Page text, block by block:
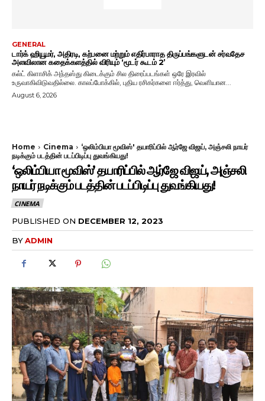
GENERAL
டார்க் ஹியூமர், அதிரடி, கற்பனை மற்றும் எதிர்பாராத திருப்பங்களுடன் சர்வதேச
அளவிலான கதைக்களத்தில் விரியும் ‘மூடர் கூடம் 2’
கல்ட் கிளாசிக் அந்தஸ்து கிடைக்கும் சில திரைப்படங்கள் ஒரே இரவில்
உருவாகிவிடுவதில்லை. காலப்போக்கில், புதிய ரசிகர்களை ஈர்த்து, வெளியான...
August 6, 2026